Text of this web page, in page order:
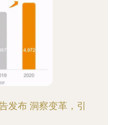
发布 洞察变革，引